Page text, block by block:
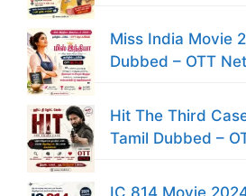
Miss India Movie
Dubbed – OTT
Hit The Third
Tamil Dubbed –
IC 814 Movie